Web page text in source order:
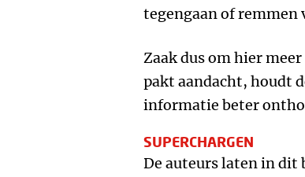
tegengaan of
Zaak dus om hier
pakt aandacht, houdt
informatie beter
SUPERCHARGEN
De auteurs laten in dit